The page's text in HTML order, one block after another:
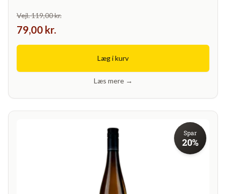
Vejl. 119,00 kr.
79,00 kr.
Læg i kurv
Læs mere →
Spar
20%